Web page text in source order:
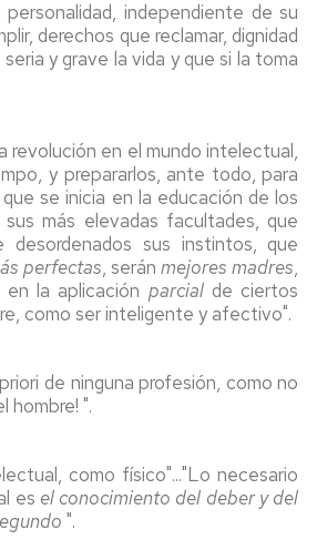
independiente de su
derechos que reclamar, dignidad
y grave la vida y que si la toma
revolución en el mundo intelectual,
y prepararlos, ante todo, para
se inicia en la educación de los
más elevadas facultades, que
sus instintos, que
perfectas, seránmejores madres,
la aplicación parcialde ciertos
como ser inteligente y afectivo".
de ninguna profesión, como no
hombre! ".
como físico"..."Lo necesario
es el conocimiento del deber y del
".